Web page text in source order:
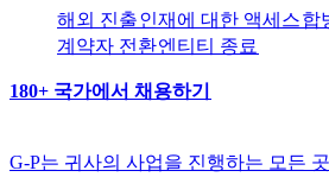
해외 진출​​인재에 대한 액세스​​합
계약자 전환​​엔티티 종료​​
180+ 국가에서 채용하기​​
G-P는 귀사의 사업을 진행하는 모든